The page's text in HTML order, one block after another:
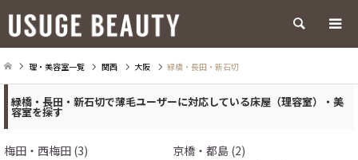
検索
理・美容室一覧 関西 大阪 緑橋・長田・新石切
緑橋・長田・新石切で薄毛ユーザーに対応している床屋（理容室）・美
容室を探す
梅田・西梅田 (3)
京橋・都島 (2)